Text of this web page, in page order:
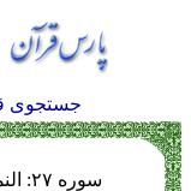
جستجوی
سوره ۲۷: النمل - جزء ۱۹, ۲۰ - ترجمه فولادوند